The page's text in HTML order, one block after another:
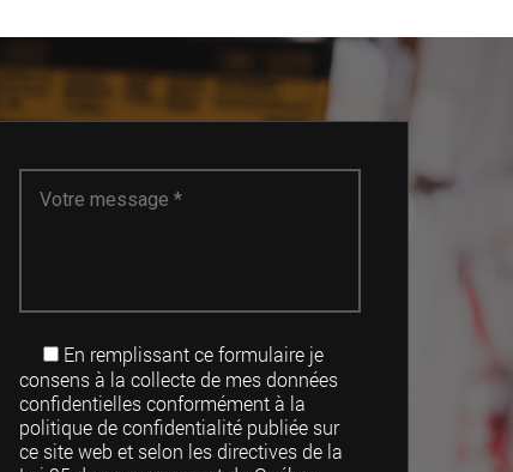
En remplissant ce formulaire je
consens à la collecte de mes données
confidentielles conformément à la
politique de confidentialité publiée sur
ce site web et selon les directives de la